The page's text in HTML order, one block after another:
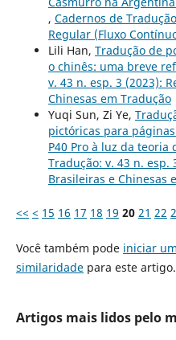
, Cadernos de
Regular (Fluxo
Lili Han, Tradução de
o chinês: uma breve
v. 43 n. esp. 3 (2023):
Chinesas em Tradução
Yuqi Sun, Zi Ye,
pictóricas para
P40 Pro à luz da teoria
Tradução: v. 43 n. esp.
Brasileiras e Chinesas
<< < 15 16 17 18 19 20 21 22
Você também pode iniciar
similaridadepara este artigo.
Artigos mais lidos pelo